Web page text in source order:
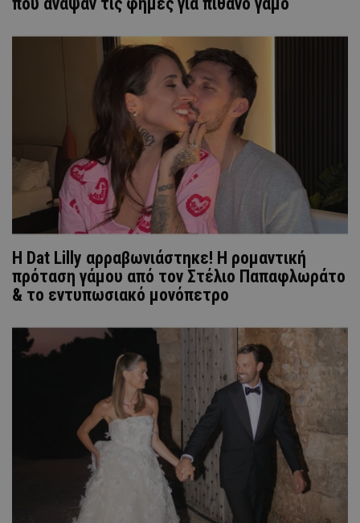
Η Dat Lilly αρραβωνιάστηκε! Η ρομαντική
πρόταση γάμου από τον Στέλιο Παπαφλωράτο
& το εντυπωσιακό μονόπετρο